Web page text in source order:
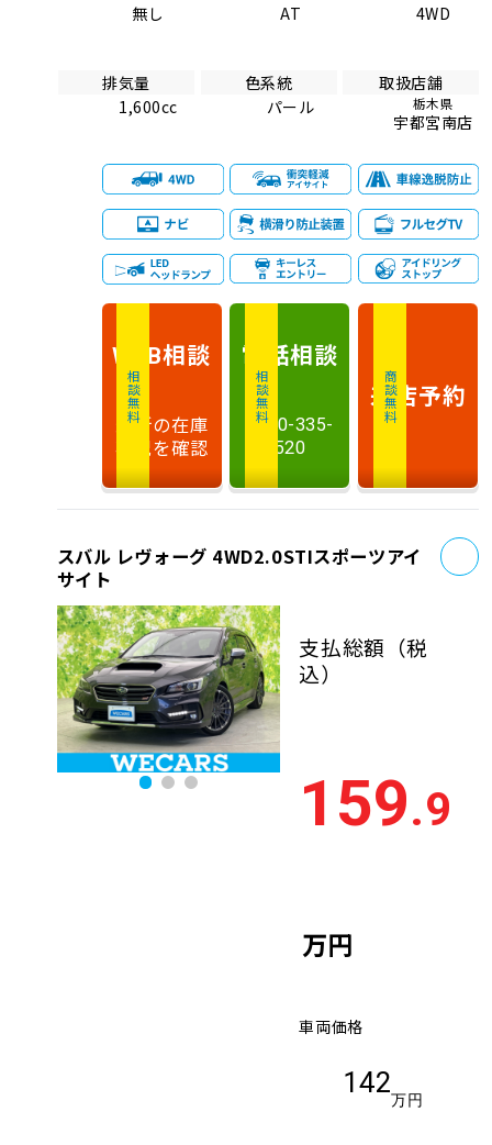
無し
AT
4WD
排気量
1,600cc
色系統
パール
取扱店舗
栃木県
宇都宮南店
相談無料
WEB相談
最新の在庫
状況を確認
相談無料
電話相談
0120-335-
520
商談無料
来店予約
スバル レヴォーグ 4WD2.0STIスポーツアイ
サイト
支払総額 （税
込）
159.9
万円
車両価格
142
万円